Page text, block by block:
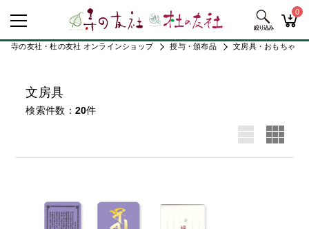
0
寺の友社・杜の友社 オンラインショップ 授与・頒布品 文房具・おもちゃ
文房具
検索件数 20件